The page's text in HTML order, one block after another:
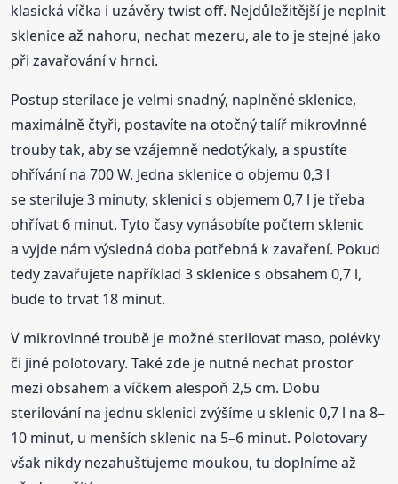
klasická víčka i uzávěry twist off. Nejdůležitější je neplnit
sklenice až nahoru, nechat mezeru, ale to je stejné jako
při zavařování v hrnci.
Postup sterilace je velmi snadný, naplněné sklenice,
maximálně čtyři, postavíte na otočný talíř mikrovlnné
trouby tak, aby se vzájemně nedotýkaly, a spustíte
ohřívání na 700 W. Jedna sklenice o objemu 0,3 l
se steriluje 3 minuty, sklenici s objemem 0,7 l je třeba
ohřívat 6 minut. Tyto časy vynásobíte počtem sklenic
a vyjde nám výsledná doba potřebná k zavaření. Pokud
tedy zavařujete například 3 sklenice s obsahem 0,7 l,
bude to trvat 18 minut.
V mikrovlnné troubě je možné sterilovat maso, polévky
či jiné polotovary. Také zde je nutné nechat prostor
mezi obsahem a víčkem alespoň 2,5 cm. Dobu
sterilování na jednu sklenici zvýšíme u sklenic 0,7 l na 8–
10 minut, u menších sklenic na 5–6 minut. Polotovary
však nikdy nezahušťujeme moukou, tu doplníme až